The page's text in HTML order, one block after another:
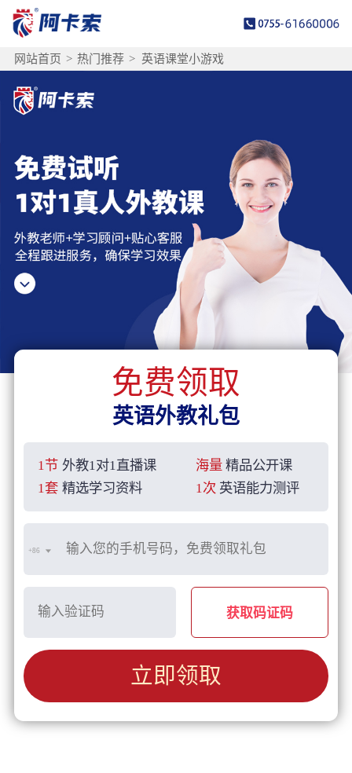
网站首页 > 热门推荐 > 英语课堂小游戏
免费领取
英语外教礼包
1节 外教1对1直播课 海量 精品公开课
1套 精选学习资料 1次 英语能力测评
+86
获取码证码
立即领取